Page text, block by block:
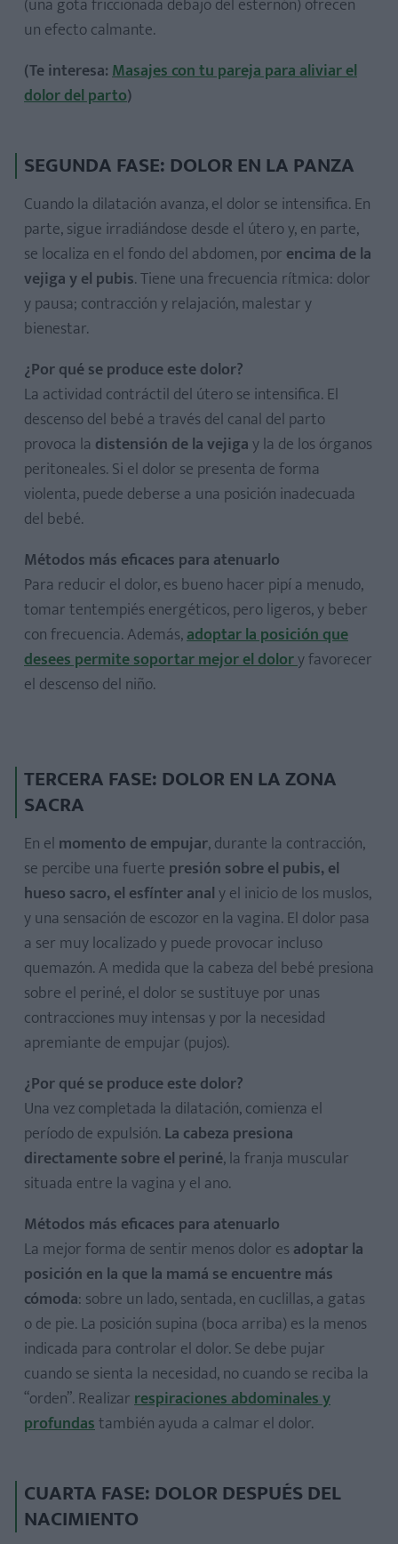
(una gota friccionada debajo del esternón) ofrecen
un efecto calmante.
(Te interesa:Masajes con tu pareja para aliviar el
dolor del parto)
SEGUNDA FASE: DOLOR EN LA PANZA
Cuando la dilatación avanza, el dolor se intensifica. En
parte, sigue irradiándose desde el útero y, en parte,
se localiza en el fondo del abdomen, por encima de la
vejiga y el pubis. Tiene una frecuencia rítmica: dolor
y pausa; contracción y relajación, malestar y
bienestar.
¿Por qué se produce este dolor?
La actividad contráctil del útero se intensifica. El
descenso del bebé a través del canal del parto
provoca la distensión de la vejigay la de los órganos
peritoneales. Si el dolor se presenta de forma
violenta, puede deberse a una posición inadecuada
del bebé.
Métodos más eficaces para atenuarlo
Para reducir el dolor, es bueno hacer pipí a menudo,
tomar tentempiés energéticos, pero ligeros, y beber
con frecuencia. Además,adoptar la posición que
desees permite soportar mejor el dolory favorecer
el descenso del niño.
TERCERA FASE: DOLOR EN LA ZONA
SACRA
En el momento de empujar, durante la contracción,
se percibe una fuerte presión sobre el pubis, el
hueso sacro, el esfínter analy el inicio de los muslos,
y una sensación de escozor en la vagina. El dolor pasa
a ser muy localizado y puede provocar incluso
quemazón. A medida que la cabeza del bebé presiona
sobre el periné, el dolor se sustituye por unas
contracciones muy intensas y por la necesidad
apremiante de empujar (pujos).
¿Por qué se produce este dolor?
Una vez completada la dilatación, comienza el
período de expulsión. La cabeza presiona
directamente sobre el periné, la franja muscular
situada entre la vagina y el ano.
Métodos más eficaces para atenuarlo
La mejor forma de sentir menos dolor es adoptar la
posición en la que la mamá se encuentre más
cómoda: sobre un lado, sentada, en cuclillas, a gatas
o de pie. La posición supina (boca arriba) es la menos
indicada para controlar el dolor. Se debe pujar
cuando se sienta la necesidad, no cuando se reciba la
“orden”. Realizarrespiraciones abdominales y
profundastambién ayuda a calmar el dolor.
CUARTA FASE: DOLOR DESPUÉS DEL
NACIMIENTO